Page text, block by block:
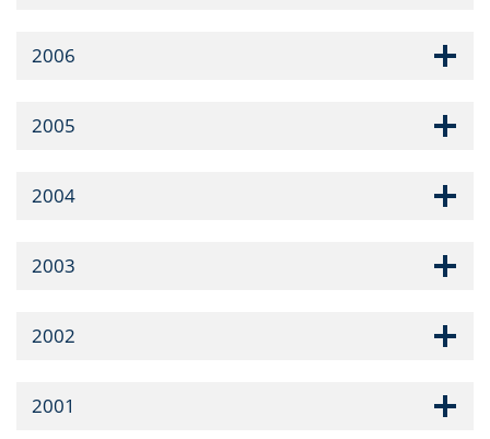
2006
2005
2004
2003
2002
2001